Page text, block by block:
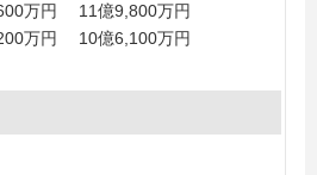
万円 11億9,800万円
万円 10億6,100万円